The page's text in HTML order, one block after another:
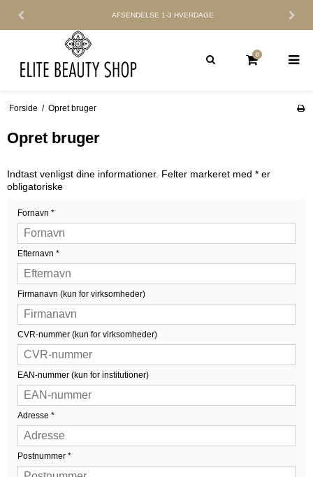
AFSENDELSE 1-3 HVERDAGE
0
Forside / Opret bruger
Opret bruger
Indtast venligst dine informationer. Felter markeret med * er
obligatoriske
Fornavn *
Efternavn *
Firmanavn (kun for virksomheder)
CVR-nummer (kun for virksomheder)
EAN-nummer (kun for institutioner)
Adresse *
Postnummer *